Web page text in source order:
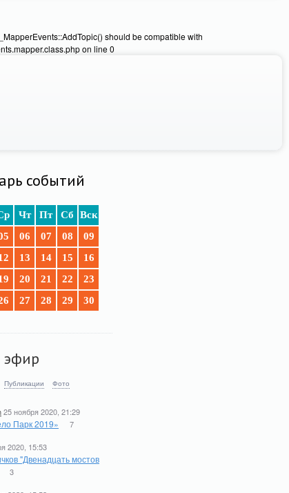
should be compatible with
on line 0
событий
Чт Пт Сб
Вск
06 07 08
09
13 14 15
16
20 21 22
23
27 28 29 30
эфир
Публикации Фото
25 ноября 2020, 21:29
Парк 2019» 7
2020, 15:53
"Двенадцать мостов
3